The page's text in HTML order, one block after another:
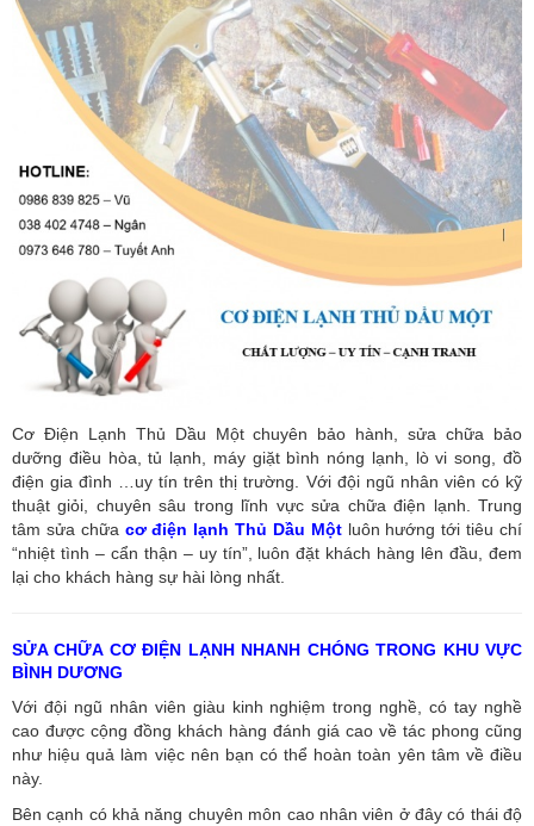
Cơ Điện Lạnh Thủ Dầu Một chuyên bảo hành, sửa chữa bảo
dưỡng điều hòa, tủ lạnh, máy giặt bình nóng lạnh, lò vi song, đồ
điện gia đình …uy tín trên thị trường. Với đội ngũ nhân viên có kỹ
thuật giỏi, chuyên sâu trong lĩnh vực sửa chữa điện lạnh. Trung
tâm sửa chữa cơ điện lạnh Thủ Dầu Mộtluôn hướng tới tiêu chí
“nhiệt tình – cẩn thận – uy tín”, luôn đặt khách hàng lên đầu, đem
lại cho khách hàng sự hài lòng nhất.
SỬA CHỮA CƠ ĐIỆN LẠNH NHANH CHÓNG TRONG KHU VỰC
BÌNH DƯƠNG
Với đội ngũ nhân viên giàu kinh nghiệm trong nghề, có tay nghề
cao được cộng đồng khách hàng đánh giá cao về tác phong cũng
như hiệu quả làm việc nên bạn có thể hoàn toàn yên tâm về điều
này.
Bên cạnh có khả năng chuyên môn cao nhân viên ở đây có thái độ